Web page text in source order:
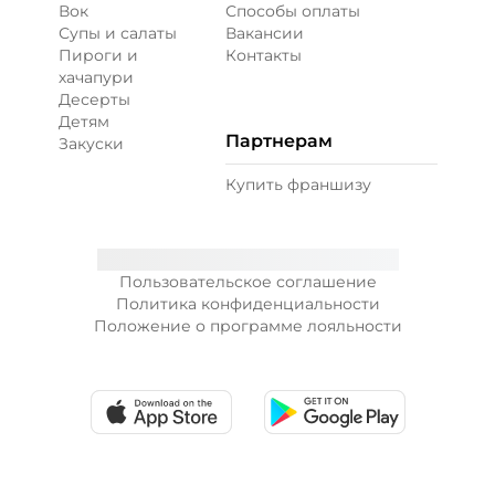
Пользовательское соглашение
Политика конфиденциальности
Положение о программе лояльности
Вок
Супы и салаты
Пироги и
хачапури
Десерты
Детям
Закуски
Способы оплаты
Вакансии
Контакты
Партнерам
Купить франшизу